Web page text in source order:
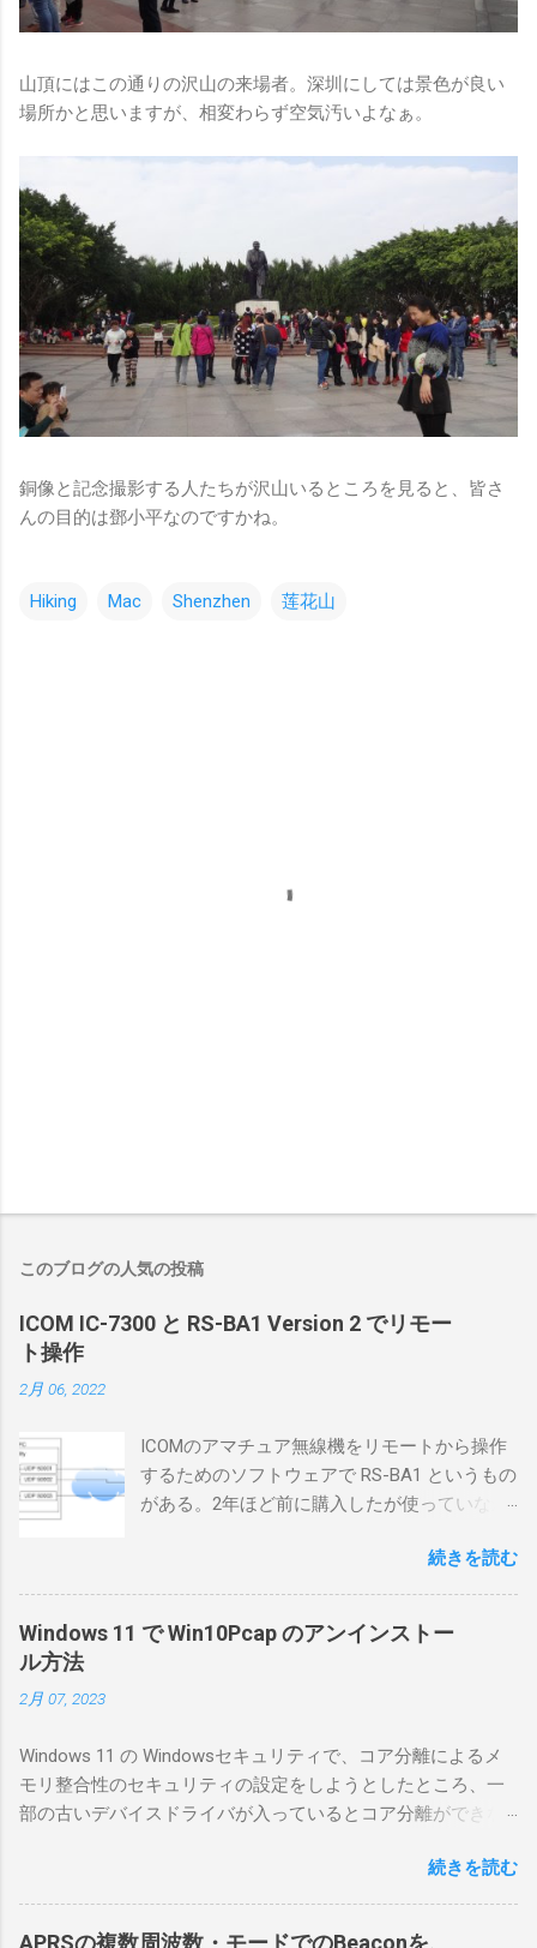
山頂にはこの通りの沢山の来場者。深圳にしては景色が良い
場所かと思いますが、相変わらず空気汚いよなぁ。
銅像と記念撮影する人たちが沢山いるところを見ると、皆さ
んの目的は鄧小平なのですかね。
Hiking Mac Shenzhen 莲花山
このブログの人気の投稿
ICOM IC-7300 と RS-BA1 Version 2 でリモー
ト操作
2月 06, 2022
ICOMのアマチュア無線機をリモートから操作
するためのソフトウェアで RS-BA1 というもの
がある。2年ほど前に購入したが使っていなか
としているので、リモートから操作できる無
線局構築のために、真面目に使ってみること
にした。 市販のソフトウェアだから簡単に動
くだろうと思ったのだが、ちっともそんなに
合は、下記のこれらものが必要である ICOMの
無線機。 今回は私が持っているIC-7300を使
う。 無線機側(サーバ側) のWindows PC。 今
を入れて使っている。 TPMとか入っているの
でBitLockerのDisk暗号化もでき、遠隔地で盗難
にあってもデータ流出の危険性が少ないかな
続きを読む
Windows 11 で Win10Pcap のアンインストー
ル方法
2月 07, 2023
Windows 11 の Windowsセキュリティで、コア分離によるメ
モリ整合性のセキュリティの設定をしようとしたところ、一
部の古いデバイスドライバが入っているとコア分離ができな
で利用する Win10Pcap.sys が入っているためにコア分離がで
きないとエラーが出ておりました。 アンインストールのプロ
グラムなどを走らせてもアンインストールできなかったの
続きを読む
APRSの複数周波数・モードでのBeaconを、